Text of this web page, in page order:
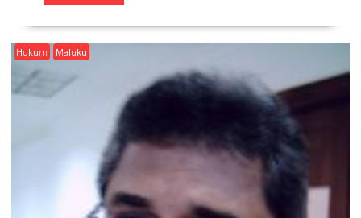
Hukum Maluku